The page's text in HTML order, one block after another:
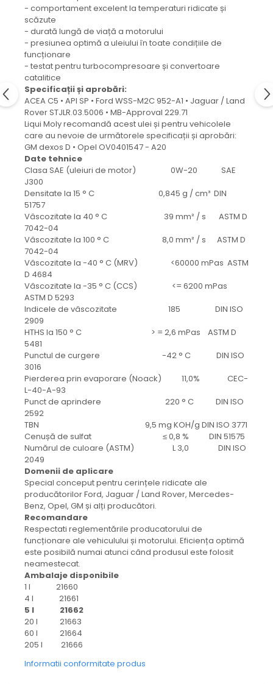
Grup electropompa
Bolturi, role si bucsi
MAMMUT LIFT
Mecanice
Electrice
Hidraulice
Motor electric si pompa hidraulica
Cilindru hidraulic si protectie
burduf
ERHEL - HYDRIS
Hidraulice
Electrice
Mecanice
Role, bucse si bolturi
Motoras electric si pompa
Cilindri si burdufuri protectie
Consumabile
- comportament excelent la temperaturi ridicate și
scăzute
- durată lungă de viață a motorului
- presiunea optimă a uleiului în toate condițiile de
funcționare
- testat pentru turbocompresoare și convertoare
catalitice
Specificații și aprobări:
ACEA C5 • API SP • Ford WSS-M2C 952-A1 • Jaguar / Land
Rover STJLR.03.5006 • MB-Approval 229.71
Liqui Moly recomandă acest ulei și pentru vehicolele
care au nevoie de următorele specificații și aprobări:
GM dexos D • Opel OV0401547 - A20
Date tehnice
Clasa SAE (uleiuri de motor) 0W-20 SAE
J300
Densitate la 15 ° C 0,845 g / cm³ DIN
51757
Vâscozitate la 40 ° C 39 mm² / s ASTM D
7042-04
Vâscozitate la 100 ° C 8,0 mm² / s ASTM D
7042-04
Vâscozitate la -40 ° C (MRV) <60000 mPas ASTM
D 4684
Vâscozitate la -35 ° C (CCS) <= 6200 mPas
ASTM D 5293
Indicele de vâscozitate 185 DIN ISO
2909
HTHS la 150 ° C > = 2,6 mPas ASTM D
5481
Punctul de curgere -42 ° C DIN ISO
3016
Pierderea prin evaporare (Noack) 11,0% CEC-
L-40-A-93
Punct de aprindere 220 ° C DIN ISO
2592
TBN 9,5 mg KOH/g DIN ISO 3771
Cenușă de sulfat ≤ 0,8 % DIN 51575
Numărul de culoare (ASTM) L 3,0 DIN ISO
2049
Domenii de aplicare
Special conceput pentru cerințele ridicate ale
producătorilor Ford, Jaguar / Land Rover, Mercedes-
Benz, Opel, GM și alți producători.
Recomandare
Respectati reglementările producatorului de
funcționare ale vehiculului și motorului. Eficiența optimă
este posibilă numai atunci când produsul este folosit
neamestecat.
Ambalaje disponibile
1 l 21660
4 l 21661
5 l 21662
20 l 21663
60 l 21664
205 l 21666
Informatii conformitate produs